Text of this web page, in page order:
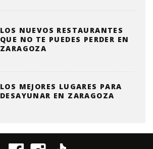
LOS NUEVOS RESTAURANTES
QUE NO TE PUEDES PERDER EN
ZARAGOZA
LOS MEJORES LUGARES PARA
DESAYUNAR EN ZARAGOZA